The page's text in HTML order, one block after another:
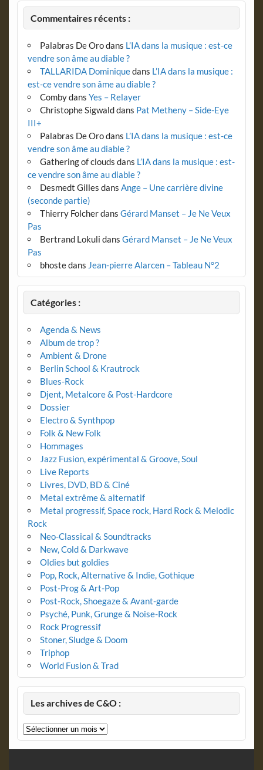
Commentaires récents :
Palabras De Orodans L’IA dans la musique : est-ce
vendre son âme au diable ?
TALLARIDA Dominiquedans L’IA dans la musique :
est-ce vendre son âme au diable ?
Combydans Yes – Relayer
Christophe Sigwalddans Pat Metheny – Side-Eye
III+
Palabras De Orodans L’IA dans la musique : est-ce
vendre son âme au diable ?
Gathering of clouds dans L’IA dans la musique : est-
ce vendre son âme au diable ?
Desmedt Gilles dans Ange – Une carrière divine
(seconde partie)
Thierry Folcherdans Gérard Manset – Je Ne Veux
Pas
Bertrand Lokuli dans Gérard Manset – Je Ne Veux
Pas
bhostedans Jean-pierre Alarcen – Tableau N°2
Catégories :
Agenda & News
Album de trop ?
Ambient & Drone
Berlin School & Krautrock
Blues-Rock
Djent, Metalcore & Post-Hardcore
Dossier
Electro & Synthpop
Folk & New Folk
Hommages
Jazz Fusion, expérimental & Groove, Soul
Live Reports
Livres, DVD, BD & Ciné
Metal extrême & alternatif
Metal progressif, Space rock, Hard Rock & Melodic
Rock
Neo-Classical & Soundtracks
New, Cold & Darkwave
Oldies but goldies
Pop, Rock, Alternative & Indie, Gothique
Post-Prog & Art-Pop
Post-Rock, Shoegaze & Avant-garde
Psyché, Punk, Grunge & Noise-Rock
Rock Progressif
Stoner, Sludge & Doom
Triphop
World Fusion & Trad
Les archives de C&O :
Les
archives